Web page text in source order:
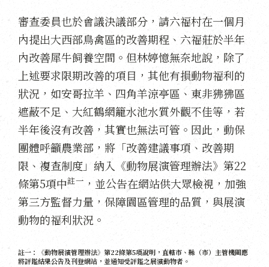
審查委員也於會議決議部分，請六福村在一個月
內提出大西部鳥禽區的改善期程、六福莊於半年
內改善犀牛飼養空間。但林婷憶無奈地說，除了
上述要求限期改善的項目，其他有損動物福利的
狀況，如安哥拉羊、四角羊涼亭區、東非狒狒區
遮蔽不足、大紅鶴網籠水池水質外觀不佳等，若
半年後沒有改善，其實也無法可管。因此，動保
團體呼籲農業部，將「改善建議事項、改善期
限、複查制度」納入《動物展演管理辦法》第22
條第5項中註一 ，並公告在網站供大眾檢視，加強
第三方監督力量，保障園區管理的品質，與展演
動物的福利狀況。
註一：《動物展演管理辦法》第22條第5項說明，直轄市、縣（市）主管機關應
將評鑑結果公告及刊登網站，並通知受評鑑之展演動物者。